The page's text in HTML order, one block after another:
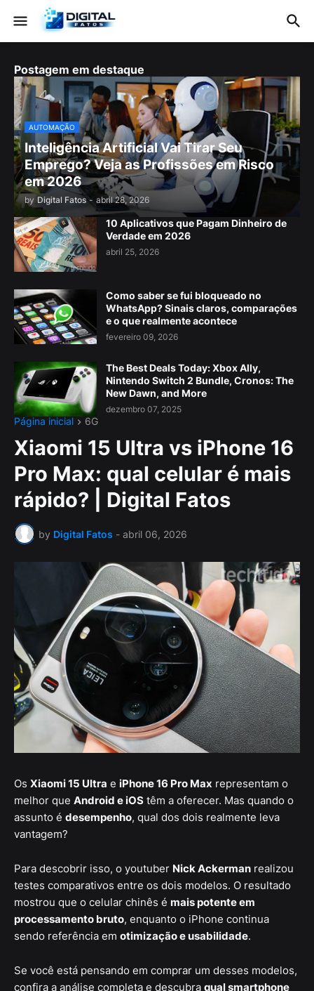
Postagem em destaque
AUTOMAÇÃO
Inteligência Artificial Vai Tirar Seu
Emprego? Veja as Profissões em Risco
em 2026
by Digital Fatos - abril 28, 2026
10 Aplicativos que Pagam Dinheiro de
Verdade em 2026
abril 25, 2026
Como saber se fui bloqueado no
WhatsApp? Sinais claros, comparações
e o que realmente acontece
fevereiro 09, 2026
The Best Deals Today: Xbox Ally,
Nintendo Switch 2 Bundle, Cronos: The
New Dawn, and More
dezembro 07, 2025
Página inicial 6G
Xiaomi 15 Ultra vs iPhone 16
Pro Max: qual celular é mais
rápido? | Digital Fatos
by Digital Fatos - abril 06, 2026
Os Xiaomi 15 Ultra e iPhone 16 Pro Max representam o
melhor que Android e iOS têm a oferecer. Mas quando o
assunto é desempenho, qual dos dois realmente leva
vantagem?
Para descobrir isso, o youtuber Nick Ackerman realizou
testes comparativos entre os dois modelos. O resultado
mostrou que o celular chinês é mais potente em
processamento bruto, enquanto o iPhone continua
sendo referência em otimização e usabilidade.
Se você está pensando em comprar um desses modelos,
confira a análise completa e descubra qual smartphone